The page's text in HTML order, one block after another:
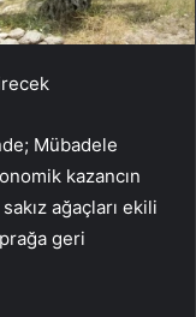
Mübadele
kazancın
ağaçları ekili
geri